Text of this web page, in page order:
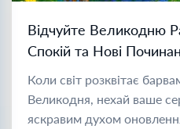
Відчуйте Великодню
Спокій та Нові
Коли світ розквітає
Великодня, нехай ваше
яскравим духом